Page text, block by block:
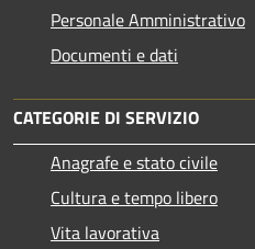
Personale Amministrativo
Documenti e dati
CATEGORIE DI SERVIZIO
Anagrafe e stato civile
Cultura e tempo libero
Vita lavorativa